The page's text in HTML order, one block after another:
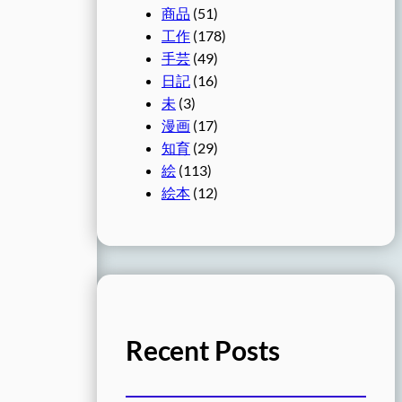
商品 (51)
工作 (178)
手芸 (49)
日記 (16)
未 (3)
漫画 (17)
知育 (29)
絵 (113)
絵本 (12)
Recent Posts